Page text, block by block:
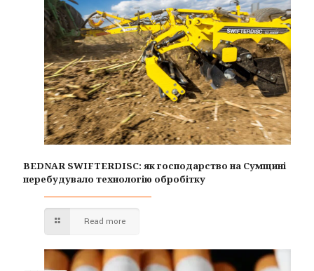
BEDNAR SWIFTERDISC: як господарство на Сумщині
перебудувало технологію обробітку
Read more